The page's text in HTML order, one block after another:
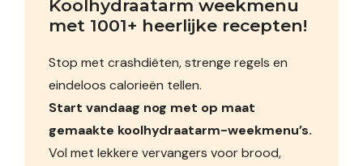
Koolhydraatarm weekmenu
met 1001+ heerlijke recepten!
Stop met crashdiëten, strenge regels en
eindeloos calorieën tellen.
Start vandaag nog met op maat
gemaakte koolhydraatarm-weekmenu’s.
Vol met lekkere vervangers voor brood,